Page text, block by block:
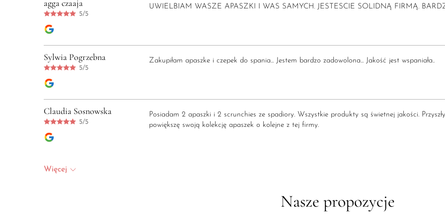
agga czaaja
5/5
UWIELBIAM WASZE APASZKI I WAS SAMYCH. JESTESCIE SOLIDNĄ FIRMĄ.
Sylwia Pogrzebna
5/5
Zakupiłam apaszke i czepek do spania... Jestem bardzo zadowolona... Jakość jest wspaniała..
Claudia Sosnowska
5/5
Posiadam 2 apaszki i 2 scrunchies ze spadiory. Wszystkie produkty są świetnej jakości.
powiększę swoją kolekcję apaszek o kolejne z tej firmy.
Więcej
Nasze propozycje